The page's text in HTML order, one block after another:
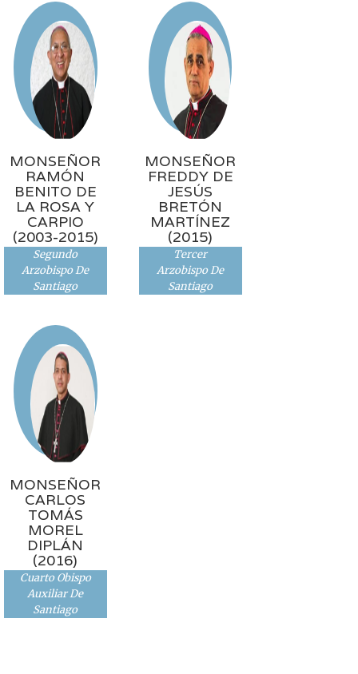
MONSEÑOR
RAMÓN
BENITO DE
LA ROSA Y
CARPIO
(2003-2015)
Segundo
Arzobispo De
Santiago
MONSEÑOR
FREDDY DE
JESÚS
BRETÓN
MARTÍNEZ
(2015)
Tercer
Arzobispo De
Santiago
MONSEÑOR
CARLOS
TOMÁS
MOREL
DIPLÁN
(2016)
Cuarto Obispo
Auxiliar De
Santiago